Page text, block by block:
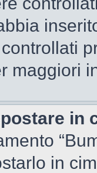
maggiori
in
in